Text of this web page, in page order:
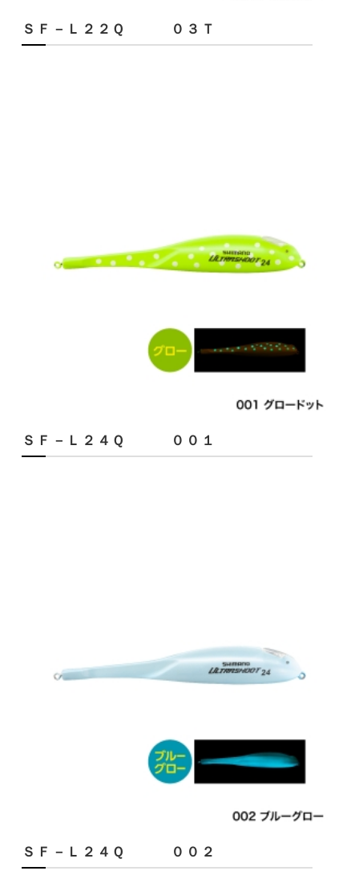
ＳＦ－Ｌ２２Ｑ ０３Ｔ
ＳＦ－Ｌ２４Ｑ ００１
ＳＦ－Ｌ２４Ｑ ００２